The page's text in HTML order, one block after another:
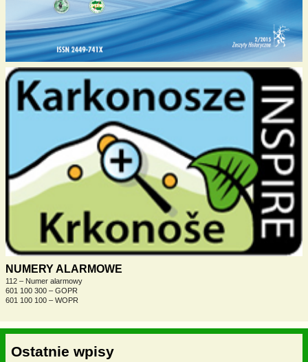
NUMERY ALARMOWE
112 – Numer alarmowy
601 100 300 – GOPR
601 100 100 – WOPR
Ostatnie wpisy